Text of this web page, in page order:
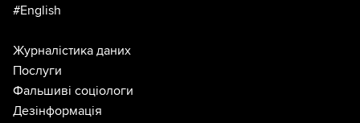
#English
Журналістика даних
Послуги
Фальшиві соціологи
Дезінформація